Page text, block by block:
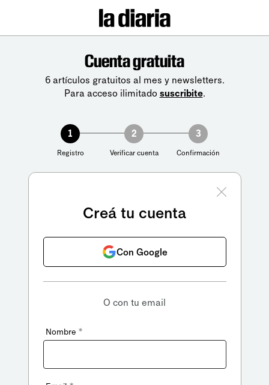
Cuenta gratuita
6 artículos gratuitos al mes y newsletters.
Para acceso ilimitado suscribite.
1
Registro
2
Verificar cuenta
3
Confirmación
Creá tu cuenta
Con Google
O con tu email
Nombre *